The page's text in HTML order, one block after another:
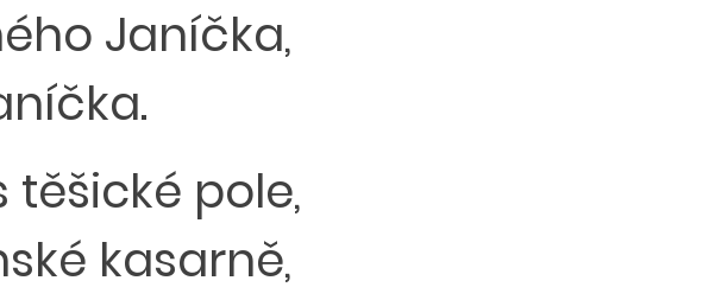
Janíčka,
těšické pole,
kasarně,